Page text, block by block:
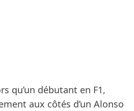
qu’un débutant en F1,
aux côtés d’un Alonso